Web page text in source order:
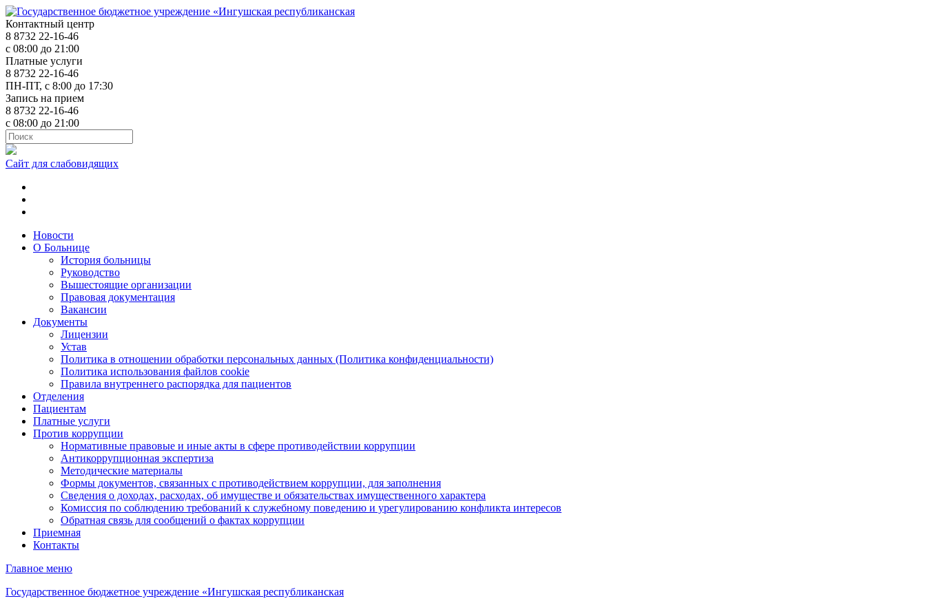
Контактный центр
8 8732 22-16-46
с 08:00 до 21:00
Платные услуги
8 8732 22-16-46
ПН-ПТ, с 8:00 до 17:30
Запись на прием
8 8732 22-16-46
с 08:00 до 21:00
Сайт для слабовидящих
Новости
О Больнице
История больницы
Руководство
Вышестоящие организации
Правовая документация
Вакансии
Документы
Лицензии
Устав
Политика в отношении обработки персональных данных (Политика конфиденциальности)
Политика использования файлов cookie
Правила внутреннего распорядка для пациентов
Отделения
Пациентам
Платные услуги
Против коррупции
Нормативные правовые и иные акты в сфере противодействии коррупции
Антикоррупционная экспертиза
Методические материалы
Формы документов, связанных с противодействием коррупции, для заполнения
Сведения о доходах, расходах, об имуществе и обязательствах имущественного характера
Комиссия по соблюдению требований к служебному поведению и урегулированию конфликта интересов
Обратная связь для сообщений о фактах коррупции
Приемная
Контакты
Главное меню
Государственное бюджетное учреждение «Ингушская республиканская